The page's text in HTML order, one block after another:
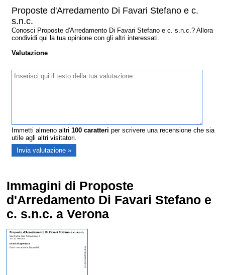
Proposte d'Arredamento Di Favari Stefano e c.
s.n.c.
Conosci Proposte d'Arredamento Di Favari Stefano e c. s.n.c.? Allora
condividi qui la tua opinione con gli altri interessati.
Valutazione
Immetti almeno altri100 caratteri per scrivere una recensione che sia
utile agli altri visitatori.
Immagini di Proposte
d'Arredamento Di Favari Stefano e
c. s.n.c. a Verona